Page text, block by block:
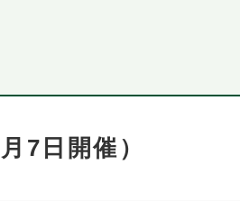
7日開催）